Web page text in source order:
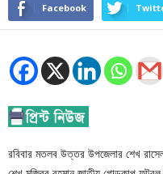
Facebook
রবিবার মতলব উত্তর উপজেলার শেখ রাসেল